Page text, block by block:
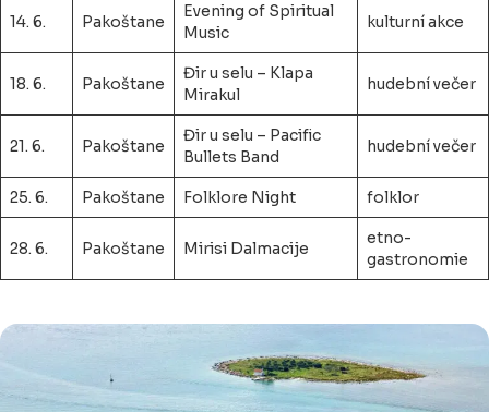
14. 6. Pakoštane
Evening of Spiritual
Music
kulturní akce
18. 6. Pakoštane
Đir u selu – Klapa
Mirakul
hudební večer
21. 6. Pakoštane
Đir u selu – Pacific
Bullets Band
hudební večer
25. 6. Pakoštane Folklore Night folklor
28. 6. Pakoštane Mirisi Dalmacije
etno-
gastronomie